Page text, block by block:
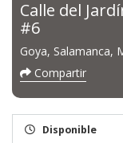
Calle del
#6
Goya, Salamanca,
Compartir
Disponible